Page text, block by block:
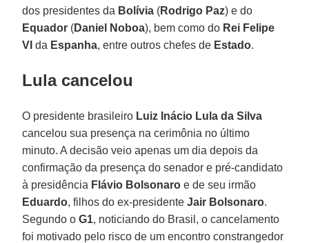
dos presidentes da Bolívia (Rodrigo Paz) e do
Equador (Daniel Noboa), bem como do Rei Felipe
VI da Espanha, entre outros chefes de Estado.
Lula cancelou
O presidente brasileiro Luiz Inácio Lula da Silva
cancelou sua presença na cerimônia no último
minuto. A decisão veio apenas um dia depois da
confirmação da presença do senador e pré-candidato
à presidência Flávio Bolsonaro e de seu irmão
Eduardo, filhos do ex-presidenteJair Bolsonaro.
Segundo oG1, noticiando do Brasil, o cancelamento
foi motivado pelo risco de um encontro constrangedor